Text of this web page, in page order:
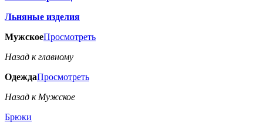
Льняные изделия
МужскоеПросмотреть
Назад к главному
ОдеждаПросмотреть
Назад к Мужское
Брюки